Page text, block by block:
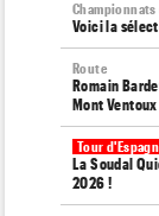
Championnats
Voici la
Route
Romain
Mont Ventoux
Tour
La Soudal
2026 !